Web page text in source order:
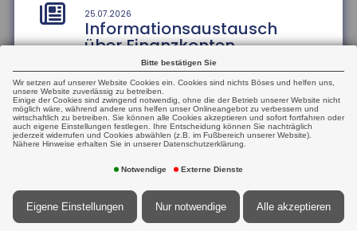
25.07.2026
Informationsaustausch
über Finanzkonten
Der internationale Informationsaustausch über
Finanzkonten soll ausgeweitet werden. Dazu
hat die Bundesregierung einen...
mehr...
25.07.2026
Prioritäten beim
Versicherungsschutz setzen
und regelmäßig prüfen
Ein Privathaushalt gibt im Schnitt 1.788 Euro pro
Jahr für Versicherungen aus ? ohne Lebens-,
Bitte bestätigen Sie
Wir setzen auf unserer Website Cookies ein. Cookies sind nichts Böses und helfen uns,
unsere Website zuverlässig zu betreiben.
Einige der Cookies sind zwingend notwendig, ohne die der Betrieb unserer Website nicht
möglich wäre, während andere uns helfen unser Onlineangebot zu verbessern und
wirtschaftlich zu betreiben. Sie können alle Cookies akzeptieren und sofort fortfahren oder
auch eigene Einstellungen festlegen. Ihre Entscheidung können Sie nachträglich
jederzeit widerrufen und Cookies abwählen (z.B. im Fußbereich unserer Website).
Nähere Hinweise erhalten Sie in unserer Datenschutzerklärung.
Notwendige Externe Dienste
Eigene Einstellungen Nur notwendige Alle akzeptieren
Ein Münchner musste trotz Wechsel in die gesetzliche
Krankenversicherung weiterhin Beiträge an seine
private Krankenvers...
21.07.2026
Tankrabatt entlastet
einkommensschwache
Familien besonders stark
Die Inflation in Deutschland ist im Juni 2026 auf 2,3
Prozent gesunken ? vor allem wegen nachlassender
mehr...